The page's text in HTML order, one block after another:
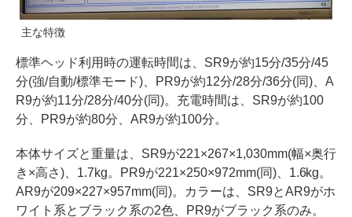
主な特徴
標準ヘッド利用時の運転時間は、SR9が約15分/35分/45
分(強/自動/標準モード)、PR9が約12分/28分/36分(同)、A
R9が約11分/28分/40分(同)。充電時間は、SR9が約100
分、PR9が約80分、AR9が約100分。
本体サイズと重量は、SR9が221×267×1,030mm(幅×奥行
き×高さ)、1.7kg。PR9が221×250×972mm(同)、1.6kg。
AR9が209×227×957mm(同)。カラーは、SR9とAR9がホ
ワイト系とブラック系の2色、PR9がブラック系のみ。